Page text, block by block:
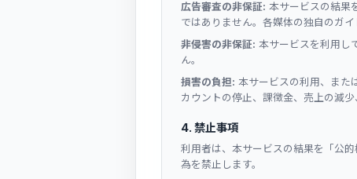
広告審査の非保証: 本サービスの結果
ではありません。各媒体の独自のガ
非侵害の非保証: 本サービスを利用し
ん。
損害の負担: 本サービスの利用、また
カウントの停止、課徴金、売上の減
4. 禁止事項
利用者は、本サービスの結果を「公
為を禁止します。